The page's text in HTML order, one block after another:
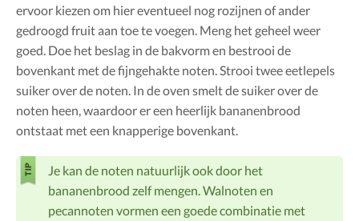
ervoor kiezen om hier eventueel nog rozijnen of ander
gedroogd fruit aan toe te voegen. Meng het geheel weer
goed. Doe het beslag in de bakvorm en bestrooi de
bovenkant met de fijngehakte noten. Strooi twee eetlepels
suiker over de noten. In de oven smelt de suiker over de
noten heen, waardoor er een heerlijk bananenbrood
ontstaat met een knapperige bovenkant.
Je kan de noten natuurlijk ook door het
bananenbrood zelf mengen. Walnoten en
pecannoten vormen een goede combinatie met